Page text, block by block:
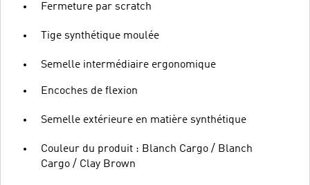
Fermeture par scratch
Tige synthétique moulée
Semelle intermédiaire ergonomique
Encoches de flexion
Semelle extérieure en matière synthétique
Couleur du produit : Blanch Cargo / Blanch
Cargo / Clay Brown